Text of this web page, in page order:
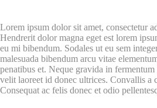
Lorem ipsum dolor sit amet, consectetur
Hendrerit dolor magna eget est lorem
eu mi bibendum. Sodales ut eu sem
malesuada bibendum arcu vitae
penatibus et. Neque gravida in
velit laoreet id donec ultrices. Convallis a
Consequat ac felis donec et odio